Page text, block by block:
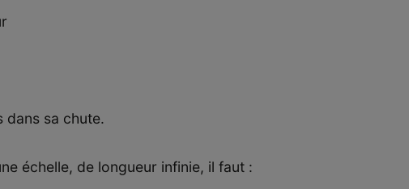
dans sa chute.
échelle, de longueur infinie, il faut :